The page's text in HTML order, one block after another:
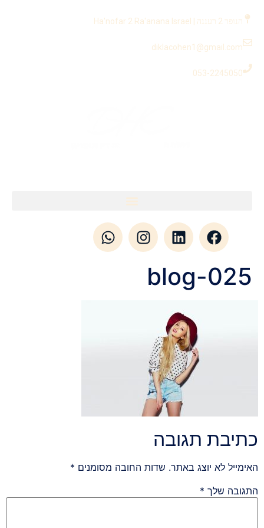
הנופר 2 רעננה | Ha'nofar 2 Ra'anana Israel
diklacohen1@gmail.com
053-2245050
blog-025
כתיבת תגובה
האימייל לא יוצג באתר. שדות החובה מסומנים *
התגובה שלך *